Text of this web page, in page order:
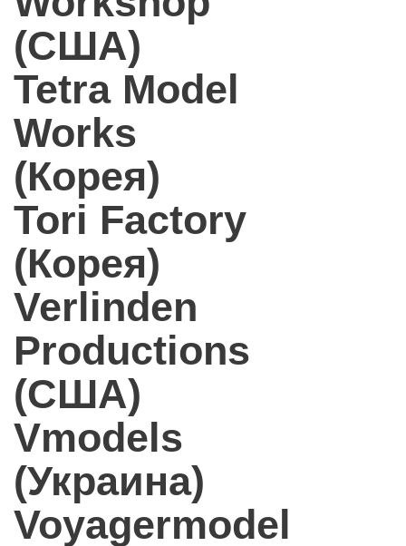
(США)
Tetra Model
Works
(Корея)
Tori Factory
(Корея)
Verlinden
Productions
(США)
Vmodels
(Украина)
Voyagermodel